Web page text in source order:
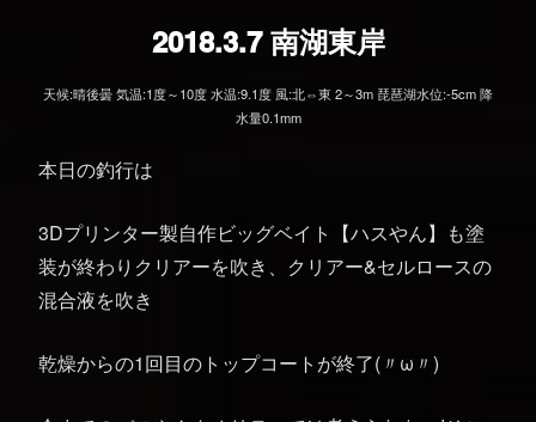
2018.3.7 南湖東岸
天候:晴後曇 気温:1度～10度 水温:9.1度 風:北⇔東 2～3m 琵琶湖水位:-5cm 降
水量0.1mm
本日の釣行は
3Dプリンター製自作ビッグベイト【ハスやん】も塗
装が終わりクリアーを吹き、クリアー&セルロースの
混合液を吹き
乾燥からの1回目のトップコートが終了(〃ω〃)